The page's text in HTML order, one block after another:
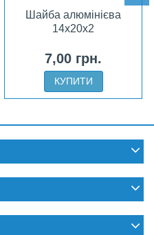
Шайба алюмінієва
14x20x2
7,00 грн.
КУПИТИ